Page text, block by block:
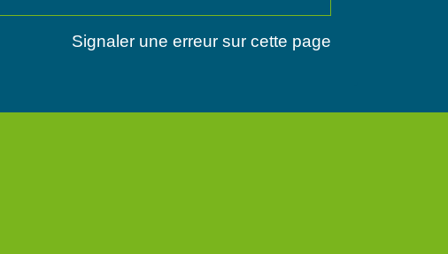
Signaler une erreur sur cette page